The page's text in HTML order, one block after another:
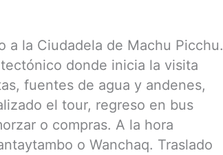
a la Ciudadela de Machu Picchu.
donde inicia la visita
fuentes de agua y andenes,
el tour, regreso en bus
o compras. A la hora
o Wanchaq. Traslado